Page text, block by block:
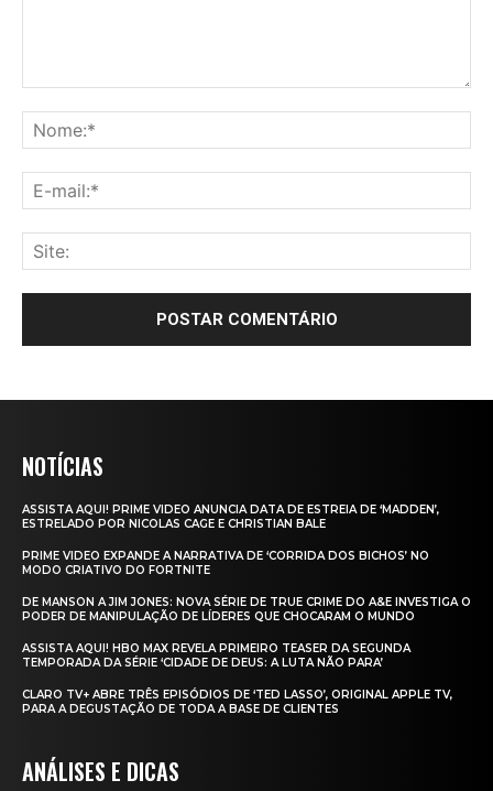
NOTÍCIAS
ASSISTA AQUI! PRIME VIDEO ANUNCIA DATA DE ESTREIA DE ‘MADDEN’,
ESTRELADO POR NICOLAS CAGE E CHRISTIAN BALE
PRIME VIDEO EXPANDE A NARRATIVA DE ‘CORRIDA DOS BICHOS’ NO
MODO CRIATIVO DO FORTNITE
DE MANSON A JIM JONES: NOVA SÉRIE DE TRUE CRIME DO A&E INVESTIGA O
PODER DE MANIPULAÇÃO DE LÍDERES QUE CHOCARAM O MUNDO
ASSISTA AQUI! HBO MAX REVELA PRIMEIRO TEASER DA SEGUNDA
TEMPORADA DA SÉRIE ‘CIDADE DE DEUS: A LUTA NÃO PARA’
CLARO TV+ ABRE TRÊS EPISÓDIOS DE ‘TED LASSO’, ORIGINAL APPLE TV,
PARA A DEGUSTAÇÃO DE TODA A BASE DE CLIENTES
ANÁLISES E DICAS